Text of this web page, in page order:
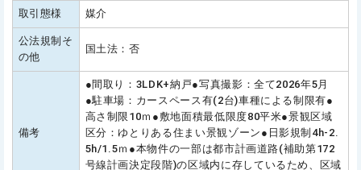
取引態様 媒介
公法規制そ
の他
国土法：否
備考
●間取り：3LDK+納戸●写真撮影：全て2026年5月
●駐車場：カースペース有(2台)車種による制限有●
高さ制限10ｍ●敷地面積最低限度80平米●景観区域
区分：ゆとりある住まい景観ゾーン●日影規制4h-2.
5h/1.5ｍ●本物件の一部は都市計画道路(補助第172
号線計画決定段階)の区域内に存しているため、区域